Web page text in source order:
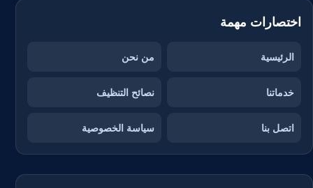
اختصارات مهمة
الرئيسية من نحن
خدماتنا نصائح التنظيف
اتصل بنا سياسة الخصوصية